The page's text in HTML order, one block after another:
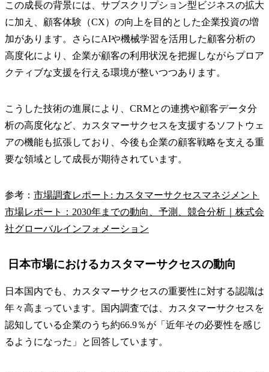
この成長の背景には、サブスクリプション型ビジネスの拡大
に加え、顧客体験（CX）の向上を目的とした企業投資の増
加があります。さらにAIや機械学習を活用した顧客分析の
高度化により、企業が顧客の利用状況を把握しながらプロア
クティブな支援を行える環境が整いつつあります。
こうした技術の進展により、CRMとの連携や顧客データ分
析の高度化など、カスタマーサクセスを支援するソフトウェ
アの機能も拡張しており、今後も企業の顧客戦略を支える重
要な領域として成長が期待されています。
参考： 市場調査レポート: カスタマーサクセスマネジメント
市場レポート：2030年までの動向、予測、競合分析｜株式会
社グローバルインフォメーション
日本市場におけるカスタマーサクセスの動向
日本国内でも、カスタマーサクセスの重要性に対する認識は
年々高まっています。国内調査では、カスタマーサクセスを
認知している企業のうち約66.9％が「近年その必要性を感じ
るようになった」と回答しています。